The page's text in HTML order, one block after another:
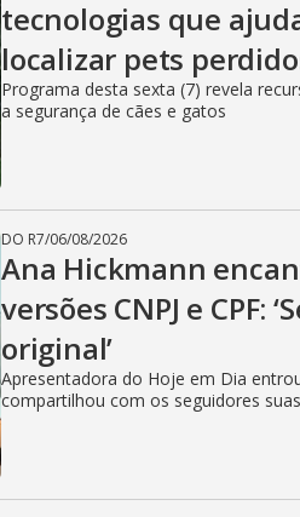
tecnologias que
localizar pets
Programa desta sexta (7) revela
a segurança de cães e gatos
DO R7/06/08/2026
Ana Hickmann
versões CNPJ e CPF:
original’
Apresentadora do Hoje em Dia
compartilhou com os seguidores